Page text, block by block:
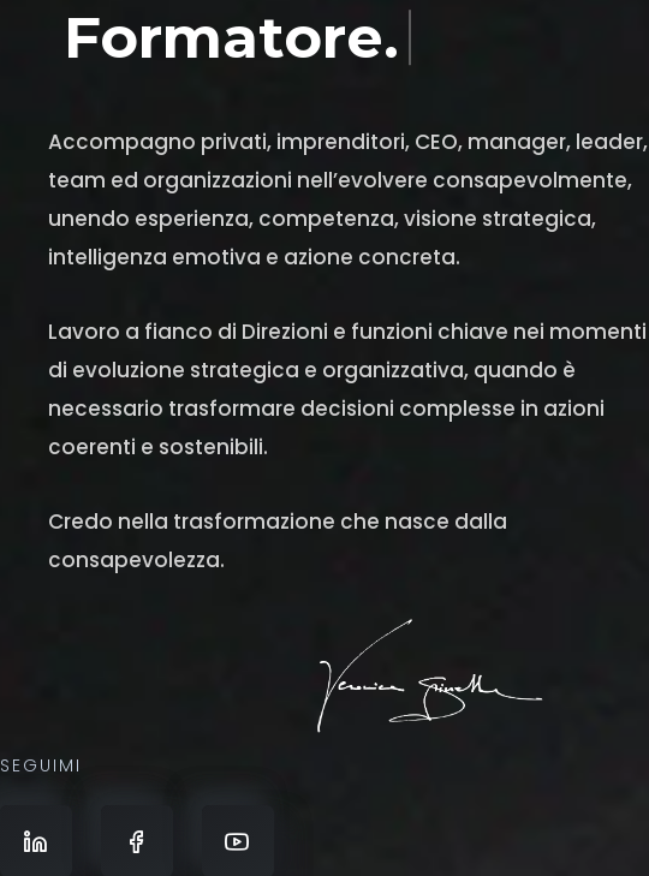
Formatore.
Accompagno privati, imprenditori, CEO, manager, leader,
team ed organizzazioni nell’evolvere consapevolmente,
unendo esperienza, competenza, visione strategica,
intelligenza emotiva e azione concreta.
Lavoro a fianco di Direzioni e funzioni chiave nei momenti
di evoluzione strategica e organizzativa, quando è
necessario trasformare decisioni complesse in azioni
coerenti e sostenibili.
Credo nella trasformazione che nasce dalla
consapevolezza.
SEGUIMI